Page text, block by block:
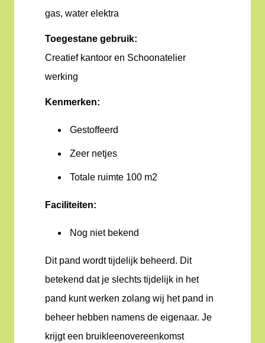
gas, water elektra
Toegestane gebruik:
Creatief kantoor en Schoonatelier
werking
Kenmerken:
Gestoffeerd
Zeer netjes
Totale ruimte 100 m2
Faciliteiten:
Nog niet bekend
Dit pand wordt tijdelijk beheerd. Dit
betekend dat je slechts tijdelijk in het
pand kunt werken zolang wij het pand in
beheer hebben namens de eigenaar. Je
krijgt een bruikleenovereenkomst